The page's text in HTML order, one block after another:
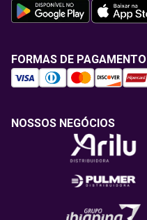
FORMAS DE PAGAMENTO
NOSSOS NEGÓCIOS